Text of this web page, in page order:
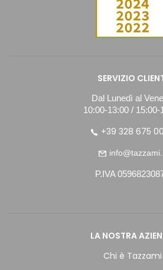
SERVIZIO
Dal Lunedì al
10:00-13:00 / 15:00-
+39 328 675
P.IVA
LA NOSTRA
Chi è Tazzami